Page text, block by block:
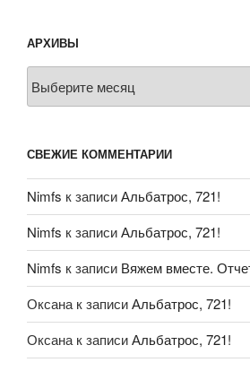
АРХИВЫ
СВЕЖИЕ КОММЕНТАРИИ
Nimfs к записиАльбатрос, 721!
Nimfs к записиАльбатрос, 721!
Nimfs к записи Вяжем вместе.
Оксанак записиАльбатрос, 721!
Оксанак записиАльбатрос, 721!